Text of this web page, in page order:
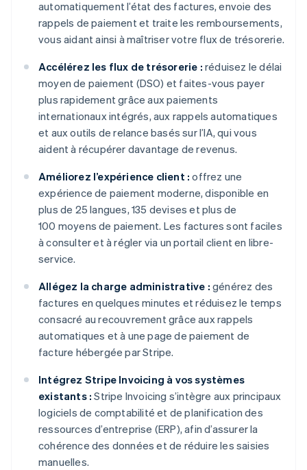
automatiquement l’état des factures, envoie des
rappels de paiement et traite les remboursements,
vous aidant ainsi à maîtriser votre flux de trésorerie.
Accélérez les flux de trésorerie : réduisez le délai
moyen de paiement (DSO) et faites-vous payer
plus rapidement grâce aux paiements
internationaux intégrés, aux rappels automatiques
et aux outils de relance basés sur l’IA, qui vous
aident à récupérer davantage de revenus.
Améliorez l’expérience client : offrez une
expérience de paiement moderne, disponible en
plus de 25 langues, 135 devises et plus de
100 moyens de paiement. Les factures sont faciles
à consulter et à régler via un portail client en libre-
service.
Allégez la charge administrative : générez des
factures en quelques minutes et réduisez le temps
consacré au recouvrement grâce aux rappels
automatiques et à une page de paiement de
facture hébergée par Stripe.
Intégrez Stripe Invoicing à vos systèmes
existants : Stripe Invoicing s’intègre aux principaux
logiciels de comptabilité et de planification des
ressources d’entreprise (ERP), afin d’assurer la
cohérence des données et de réduire les saisies
manuelles.